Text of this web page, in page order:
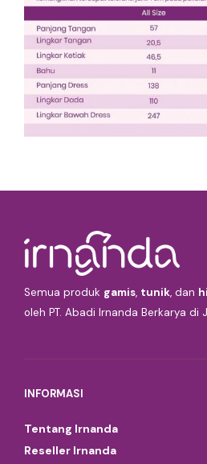
Semua produk gamis, tunik, dan
oleh PT. Abadi Irnanda Berkarya di
INFORMASI
Tentang Irnanda
Reseller Irnanda